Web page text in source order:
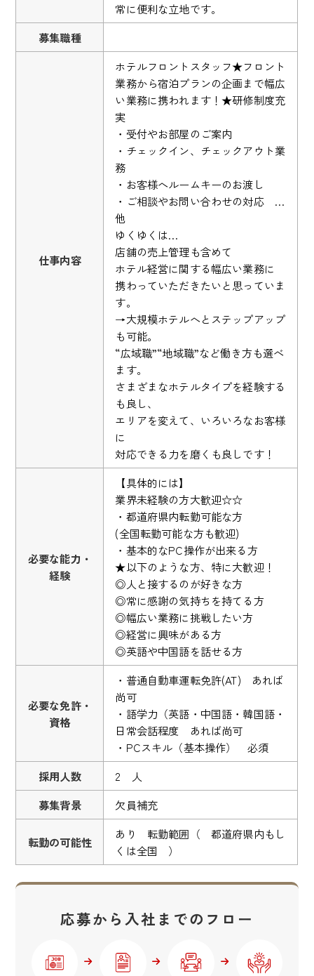
常に便利な立地です。
募集職種
仕事内容
ホテルフロントスタッフ★フロント
業務から宿泊プランの企画まで幅広
い業務に携われます！★研修制度充
実
・受付やお部屋のご案内
・チェックイン、チェックアウト業
務
・お客様へルームキーのお渡し
・ご相談やお問い合わせの対応 …
他
ゆくゆくは…
店舗の売上管理も含めて
ホテル経営に関する幅広い業務に
携わっていただきたいと思っていま
す。
→大規模ホテルへとステップアップ
も可能。
“広域職”“地域職”など働き方も選べ
ます。
さまざまなホテルタイプを経験する
も良し、
エリアを変えて、いろいろなお客様
に
対応できる力を磨くも良しです！
必要な能力・
経験
【具体的には】
業界未経験の方大歓迎☆☆
・都道府県内転勤可能な方
(全国転勤可能な方も歓迎)
・基本的なPC操作が出来る方
★以下のような方、特に大歓迎！
◎人と接するのが好きな方
◎常に感謝の気持ちを持てる方
◎幅広い業務に挑戦したい方
◎経営に興味がある方
◎英語や中国語を話せる方
必要な免許・
資格
・普通自動車運転免許(AT) あれば
尚可
・語学力（英語・中国語・韓国語・
日常会話程度 あれば尚可
・PCスキル（基本操作） 必須
採用人数
2 人
募集背景
欠員補充
転勤の可能性
あり 転勤範囲（ 都道府県内もし
くは全国 ）
応募から入社までのフロー